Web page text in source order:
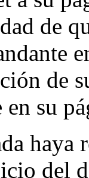
de
de
su
haya
del